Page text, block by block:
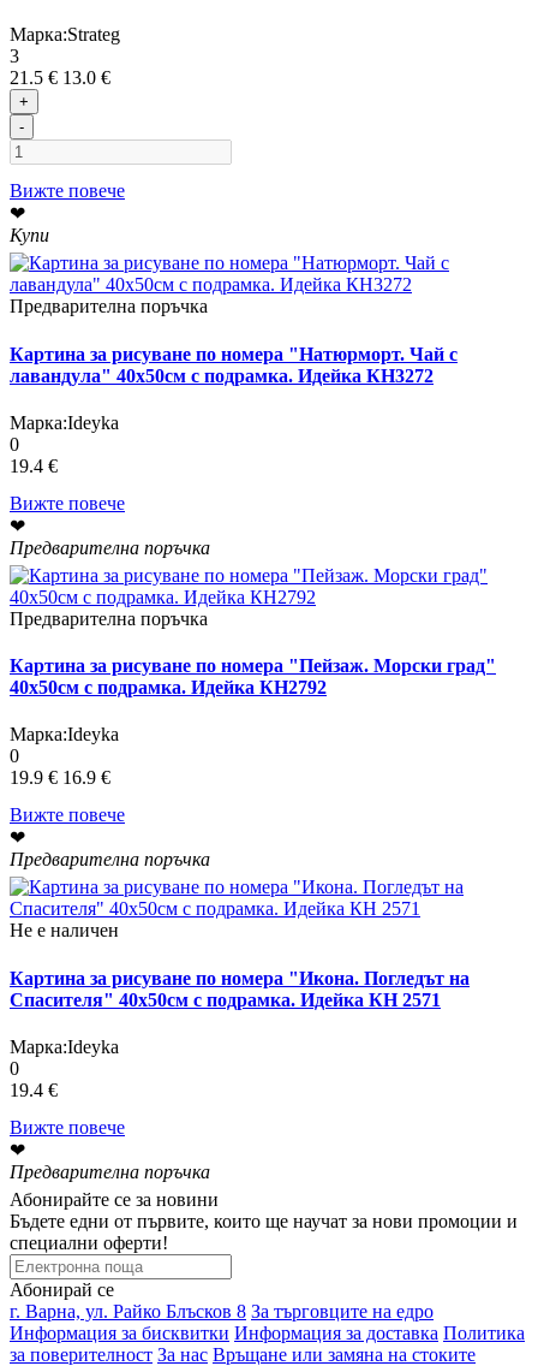
Марка:Strateg
3
21.5 € 13.0 €
+
-
Вижте повече
❤
Купи
Предварителна поръчка
Картина за рисуване по номера "Натюрморт. Чай с
лавандула" 40х50см с подрамка. Идейка КН3272
Марка:Ideyka
0
19.4 €
Вижте повече
❤
Предварителна поръчка
Предварителна поръчка
Картина за рисуване по номера "Пейзаж. Морски град"
40х50см с подрамка. Идейка КН2792
Марка:Ideyka
0
19.9 € 16.9 €
Вижте повече
❤
Предварителна поръчка
Не е наличен
Картина за рисуване по номера "Икона. Погледът на
Спасителя" 40х50см с подрамка. Идейка КН 2571
Марка:Ideyka
0
19.4 €
Вижте повече
❤
Предварителна поръчка
Абонирайте се за новини
Бъдете едни от първите, които ще научат за нови промоции и
специални оферти!
Абонирай се
г. Варна, ул. Райко Блъсков 8 За търговците на едро
Информация за бисквитки Информация за доставка Политика
за поверителност За нас Връщане или замяна на стоките